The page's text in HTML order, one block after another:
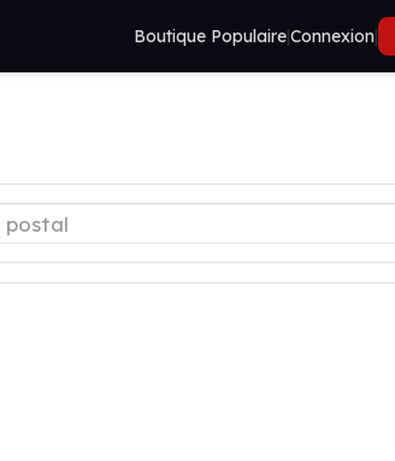
Boutique Populaire|Connexion|